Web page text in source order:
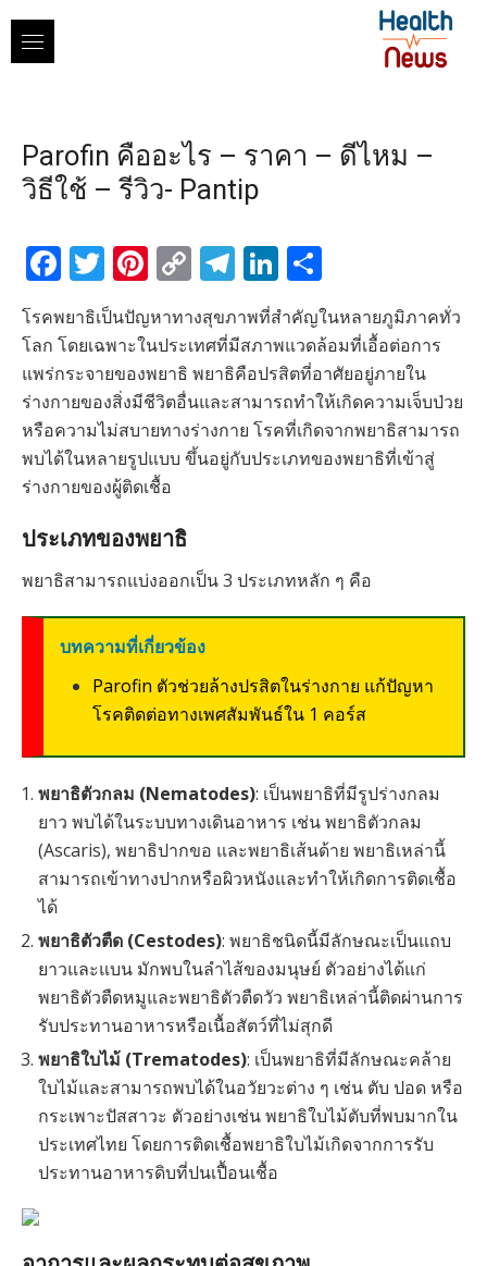
content
Parofin คืออะไร – ราคา – ดีไหม –
วิธีใช้ – รีวิว- Pantip
Facebook
Twitter
Pinterest
CopyTelegram
LinkedIn
โรคพยาธิเป็นปัญหาทางสุขภาพที่สำคัญในหลายภูมิภาคทั่ว
โลก โดยเฉพาะในประเทศที่มีสภาพแวดล้อมที่เอื้อต่อการ
แพร่กระจายของพยาธิ พยาธิคือปรสิตที่อาศัยอยู่ภายใน
ร่างกายของสิ่งมีชีวิตอื่นและสามารถทำให้เกิดความเจ็บป่วย
หรือความไม่สบายทางร่างกาย โรคที่เกิดจากพยาธิสามารถ
พบได้ในหลายรูปแบบ ขึ้นอยู่กับประเภทของพยาธิที่เข้าสู่
ร่างกายของผู้ติดเชื้อ
ประเภทของพยาธิ
พยาธิสามารถแบ่งออกเป็น 3 ประเภทหลัก ๆ คือ
บทความที่เกี่ยวข้อง
Parofin ตัวช่วยล้างปรสิตในร่างกาย แก้ปัญหา
โรคติดต่อทางเพศสัมพันธ์ใน 1 คอร์ส
พยาธิตัวกลม (Nematodes): เป็นพยาธิที่มีรูปร่างกลม
ยาว พบได้ในระบบทางเดินอาหาร เช่น พยาธิตัวกลม
(Ascaris), พยาธิปากขอ และพยาธิเส้นด้าย พยาธิเหล่านี้
สามารถเข้าทางปากหรือผิวหนังและทำให้เกิดการติดเชื้อ
ได้
พยาธิตัวตืด (Cestodes): พยาธิชนิดนี้มีลักษณะเป็นแถบ
ยาวและแบน มักพบในลำไส้ของมนุษย์ ตัวอย่างได้แก่
พยาธิตัวตืดหมูและพยาธิตัวตืดวัว พยาธิเหล่านี้ติดผ่านการ
รับประทานอาหารหรือเนื้อสัตว์ที่ไม่สุกดี
พยาธิใบไม้ (Trematodes): เป็นพยาธิที่มีลักษณะคล้าย
ใบไม้และสามารถพบได้ในอวัยวะต่าง ๆ เช่น ตับ ปอด หรือ
กระเพาะปัสสาวะ ตัวอย่างเช่น พยาธิใบไม้ตับที่พบมากใน
ประเทศไทย โดยการติดเชื้อพยาธิใบไม้เกิดจากการรับ
ประทานอาหารดิบที่ปนเปื้อนเชื้อ